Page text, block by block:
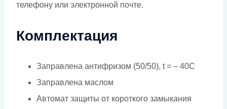
телефону или электронной почте.
Комплектация
Заправлена антифризом (50/50), t = – 40C
Заправлена маслом
Автомат защиты от короткого замыкания